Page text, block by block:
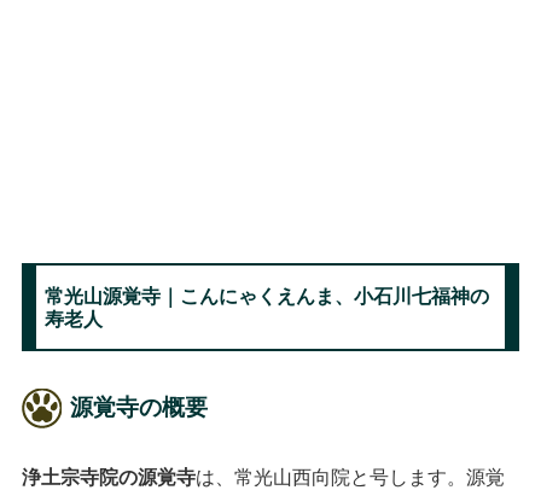
常光山源覚寺｜こんにゃくえんま、小石川七福神の
寿老人
源覚寺の概要
浄土宗寺院の源覚寺は、常光山西向院と号します。源覚